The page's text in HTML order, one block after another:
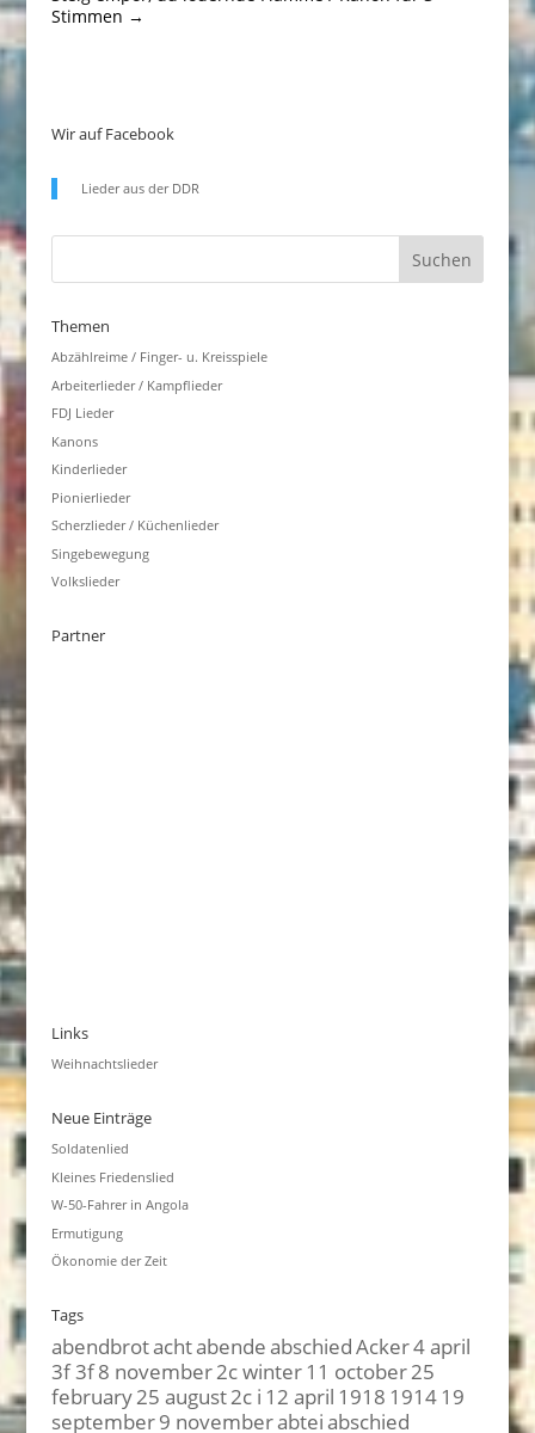
Stimmen →
Wir auf Facebook
Lieder aus der DDR
Themen
Abzählreime / Finger- u. Kreisspiele
Arbeiterlieder / Kampflieder
FDJ Lieder
Kanons
Kinderlieder
Pionierlieder
Scherzlieder / Küchenlieder
Singebewegung
Volkslieder
Partner
Links
Weihnachtslieder
Neue Einträge
Soldatenlied
Kleines Friedenslied
W-50-Fahrer in Angola
Ermutigung
Ökonomie der Zeit
Tags
abendbrotachtabendeabschiedAcker4 april
3f 3f8 november2c winter11 october25
february25 august2c i 12 april 1918 191419
september9 novemberabteiabschied